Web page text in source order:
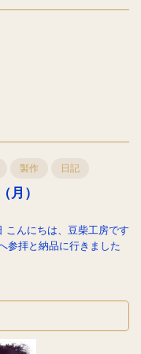
製作 日記
月）
こんにちは、豆柴工房です
参拝と納品に行きました